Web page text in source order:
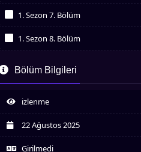
1. Sezon 7. Bölüm
1. Sezon 8. Bölüm
İzledim
Bölüm Bilgileri
izlenme
22 Ağustos 2025
Girilmedi